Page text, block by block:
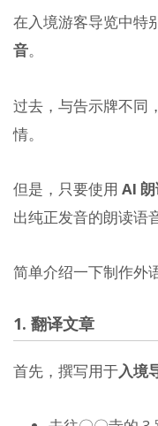
在入境游客导览中特
音。
过去，与告示牌不同
情。
但是，只要使用 AI
出纯正发音的朗读语
简单介绍一下制作外
1. 翻译文章
首先，撰写用于入境